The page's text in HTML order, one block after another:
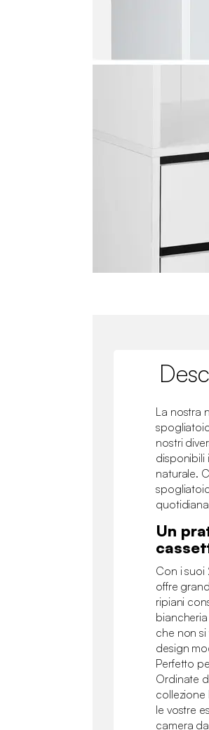
La nostra
nostri
disponibili
naturale.
Un
Con i
offre
ripiani
che non
design
Perfetto
Ordinate
le vostre
camera